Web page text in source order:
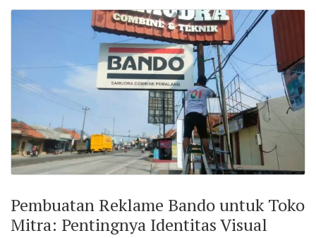
Pembuatan Reklame Bando untuk Toko
Mitra: Pentingnya Identitas Visual